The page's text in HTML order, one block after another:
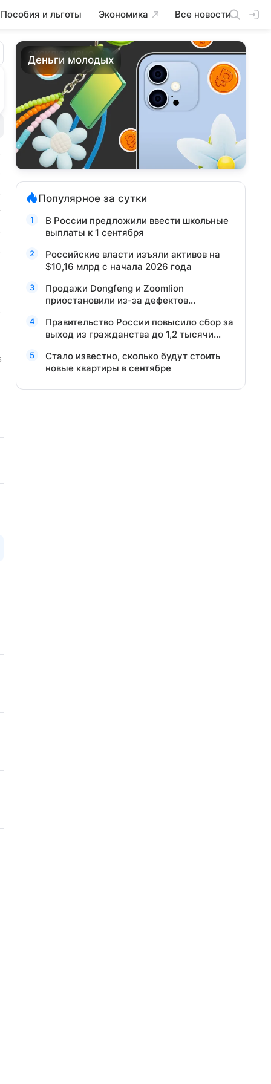
Пособия и льготы Экономика Все новости
ЭКСКЛЮЗИВНО
Деньги молодых
Популярное за сутки
В России предложили ввести школьные
выплаты к 1 сентября
Российские власти изъяли активов на
$10,16 млрд с начала 2026 года
Продажи Dongfeng и Zoomlion
приостановили из-за дефектов
Правительство России повысило сбор за
выход из гражданства до 1,2 тысячи
Стало известно, сколько будут стоить
новые квартиры в сентябре